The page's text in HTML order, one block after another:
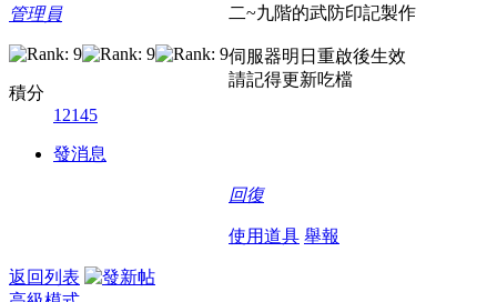
管理員
積分
12145
發消息
二~九階的武防印記製作
伺服器明日重啟後生效
請記得更新吃檔
回復
使用道具 舉報
返回列表